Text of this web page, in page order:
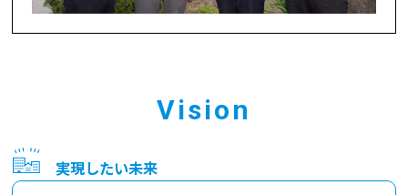
Vision
実現したい未来